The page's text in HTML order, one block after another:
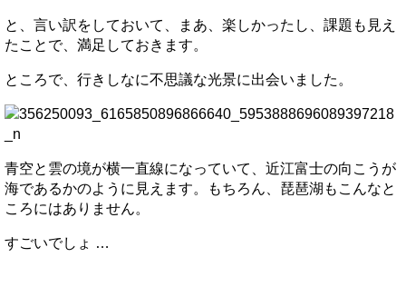
と、言い訳をしておいて、まあ、楽しかったし、課題も見え
たことで、満足しておきます。
ところで、行きしなに不思議な光景に出会いました。
青空と雲の境が横一直線になっていて、近江富士の向こうが
海であるかのように見えます。もちろん、琵琶湖もこんなと
ころにはありません。
すごいでしょ …